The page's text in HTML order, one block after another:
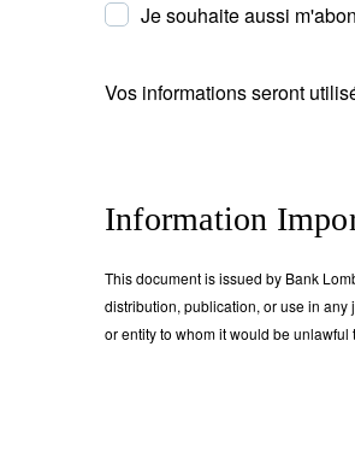
Je souhaite aussi
Vos informations seront
Information
This document is issued by Bank
distribution, publication, or use in
or entity to whom it would be